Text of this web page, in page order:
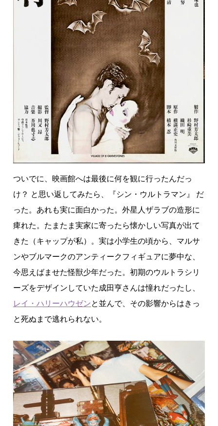
ついでに、映画館へは最後に何を観に行ったんだっ
け？ と思い返してみたら、『シン・ウルトラマン』 だ
った。あれも実に面白かった。外星人ザラブの造形に
痺れた。たまたま実家に寄ったら懐かしい写真が出て
きた（キャップが私）。実は小学生の頃から、マルサ
ンやブルマークのアンティークフィギュアに夢中な、
今思えばませた怪獣少年だった。初期のウルトラシリ
ーズをデザインしていた成田亨さんは憧れだったし、
レイ・ハリーハウゼンと並んで、その影響からはきっ
と死ぬまで逃れられない。